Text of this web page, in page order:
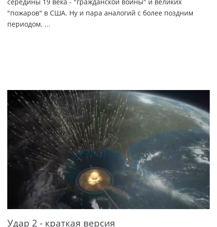
середины 19 века - "гражданской войны" и великих
"пожаров" в США. Ну и пара аналогий с более поздним
периодом. ...
Удар 2 - краткая версия